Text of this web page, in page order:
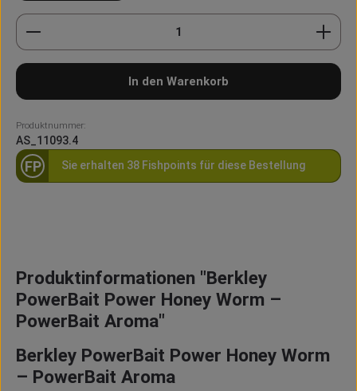
Produkt Anzahl: Gib den gewünschten Wert ein
In den Warenkorb
Produktnummer:
AS_11093.4
FP Sie erhalten 38 Fishpoints für diese Bestellung
Produktinformationen "Berkley
PowerBait Power Honey Worm –
PowerBait Aroma"
Berkley PowerBait Power Honey Worm
– PowerBait Aroma